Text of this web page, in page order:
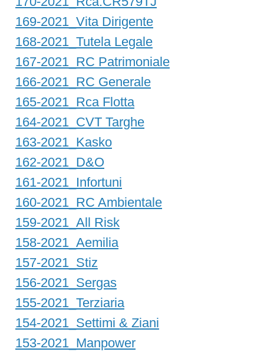
169-2021_Vita Dirigente
168-2021_Tutela Legale
167-2021_RC Patrimoniale
166-2021_RC Generale
165-2021_Rca Flotta
164-2021_CVT Targhe
163-2021_Kasko
162-2021_D&O
161-2021_Infortuni
160-2021_RC Ambientale
159-2021_All Risk
158-2021_Aemilia
157-2021_Stiz
156-2021_Sergas
155-2021_Terziaria
154-2021_Settimi & Ziani
153-2021_Manpower